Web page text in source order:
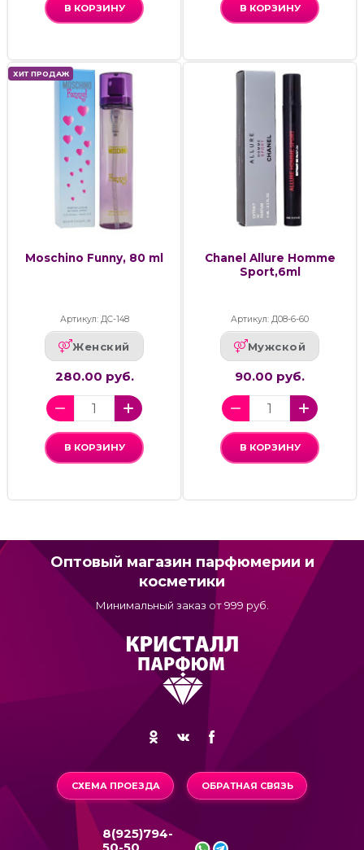
В КОРЗИНУ В КОРЗИНУ
ХИТ ПРОДАЖ
Moschino Funny, 80 ml
Артикул: ДС-148
Женский
280.00 руб.
В КОРЗИНУ
Chanel Allure Homme
Sport,6ml
Артикул: Д08-6-60
Мужской
90.00 руб.
В КОРЗИНУ
Оптовый магазин парфюмерии и
косметики
Минимальный заказ от 999 руб.
СХЕМА ПРОЕЗДА ОБРАТНАЯ СВЯЗЬ
8(925)794-